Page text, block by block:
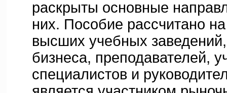
раскрыты основные
них. Пособие рассчитано
высших учебных
бизнеса, преподавателей,
специалистов и